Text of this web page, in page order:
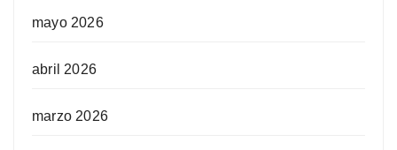
mayo 2026
abril 2026
marzo 2026